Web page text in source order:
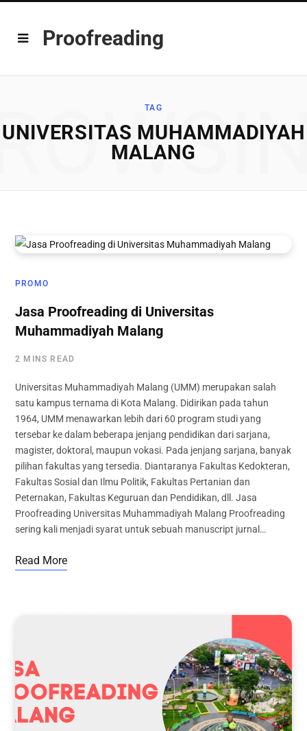
Proofreading
TAG
UNIVERSITAS MUHAMMADIYAH
MALANG
PROMO
Jasa Proofreading di Universitas
Muhammadiyah Malang
2 MINS READ
Universitas Muhammadiyah Malang (UMM) merupakan salah
satu kampus ternama di Kota Malang. Didirikan pada tahun
1964, UMM menawarkan lebih dari 60 program studi yang
tersebar ke dalam beberapa jenjang pendidikan dari sarjana,
magister, doktoral, maupun vokasi. Pada jenjang sarjana, banyak
pilihan fakultas yang tersedia. Diantaranya Fakultas Kedokteran,
Fakultas Sosial dan Ilmu Politik, Fakultas Pertanian dan
Peternakan, Fakultas Keguruan dan Pendidikan, dll. Jasa
Proofreading Universitas Muhammadiyah Malang Proofreading
sering kali menjadi syarat untuk sebuah manuscript jurnal…
Read More